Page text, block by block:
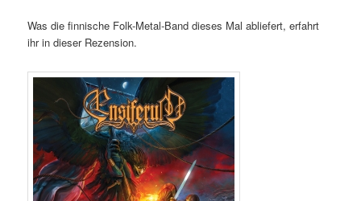
Was die finnische Folk-Metal-Band dieses Mal abliefert, erfahrt
ihr in dieser Rezension.